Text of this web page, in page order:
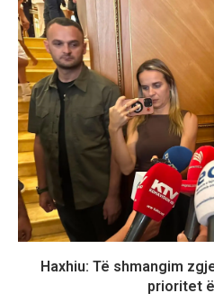
Haxhiu: Të shmangim
prioritet